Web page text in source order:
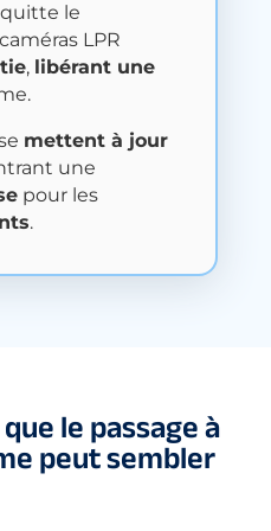
quitte le
LPR
, libérant une
mettent à jour
une
pour les
.
le passage à
peut sembler